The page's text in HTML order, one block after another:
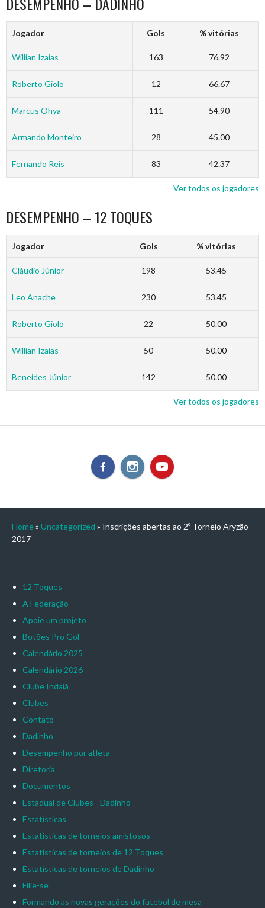
Jogador Gols % vitórias
Willian Izaias 163 76.92
Roberto Giolo 12 66.67
Marcus Ohya 111 54.90
Armando Monteiro 28 45.00
Fernando Reis 83 42.37
Ver todos os jogadores
DESEMPENHO – 12 TOQUES
Jogador Gols % vitórias
Cláudio Júnior 198 53.45
Leo Anache 230 53.45
Roberto Giolo 22 50.00
Willian Izaias 50 50.00
Beneides Júnior 142 50.00
Ver todos os jogadores
Home » Uncategorized » Inscrições abertas ao 2º Torneio Aryzão
2017
12 Toques
A Federação
Apoie um projeto
Botões Pro Gol
Calendário 2025
Calendário 2026
Clube Indaiá
Clubes
Contato
Dadinho
Desempenho por atleta
Diretoria
Documentos
Estadual de Clubes - Dadinho
Estatísticas
Estatísticas de torneios amistosos
Estatísticas de torneios de 12 Toques
Estatísticas de torneios de Dadinho
Filie-se
Formando as novas gerações do futebol de mesa